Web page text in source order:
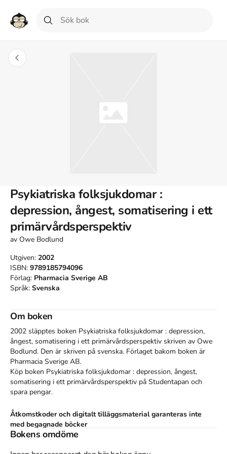
Psykiatriska folksjukdomar :
depression, ångest, somatisering i ett
primärvårdsperspektiv
av Owe Bodlund
Utgiven: 2002
ISBN: 9789185794096
Förlag: Pharmacia Sverige AB
Språk: Svenska
Om boken
2002 släpptes boken Psykiatriska folksjukdomar : depression,
ångest, somatisering i ett primärvårdsperspektiv skriven av Owe
Bodlund. Den är skriven på svenska. Förlaget bakom boken är
Pharmacia Sverige AB.
Köp boken Psykiatriska folksjukdomar : depression, ångest,
somatisering i ett primärvårdsperspektiv på Studentapan och
spara pengar.
Åtkomstkoder och digitalt tilläggsmaterial garanteras inte
med begagnade böcker
Bokens omdöme